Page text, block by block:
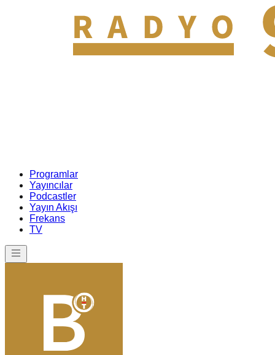
Programlar
Yayıncılar
Podcastler
Yayın Akışı
Frekans
TV